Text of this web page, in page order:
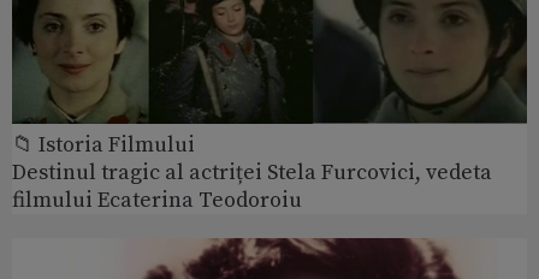
📁 Istoria Filmului
Destinul tragic al actriței Stela Furcovici, vedeta
filmului Ecaterina Teodoroiu